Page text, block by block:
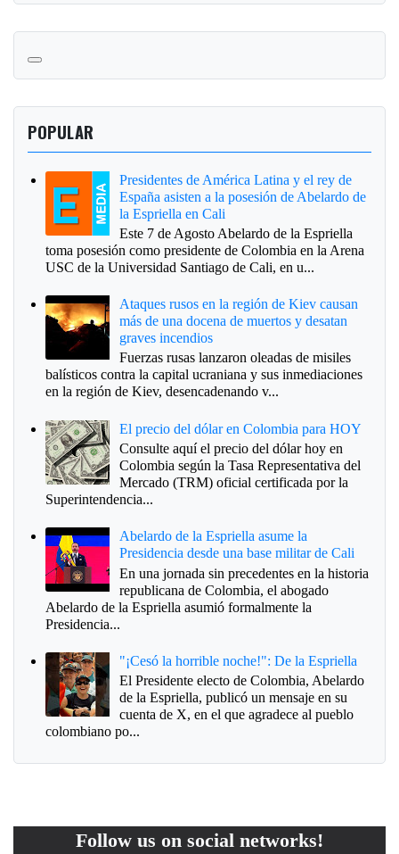
POPULAR
Presidentes de América Latina y el rey de
España asisten a la posesión de Abelardo de
la Espriella en Cali
Este 7 de Agosto Abelardo de la Espriella
toma posesión como presidente de Colombia en la Arena
USC de la Universidad Santiago de Cali, en u...
Ataques rusos en la región de Kiev causan
más de una docena de muertos y desatan
graves incendios
Fuerzas rusas lanzaron oleadas de misiles
balísticos contra la capital ucraniana y sus inmediaciones
en la región de Kiev, desencadenando v...
El precio del dólar en Colombia para HOY
Consulte aquí el precio del dólar hoy en
Colombia según la Tasa Representativa del
Mercado (TRM) oficial certificada por la
Superintendencia...
Abelardo de la Espriella asume la
Presidencia desde una base militar de Cali
En una jornada sin precedentes en la historia
republicana de Colombia, el abogado
Abelardo de la Espriella asumió formalmente la
Presidencia...
"¡Cesó la horrible noche!": De la Espriella
El Presidente electo de Colombia, Abelardo
de la Espriella, publicó un mensaje en su
cuenta de X, en el que agradece al pueblo
colombiano po...
Follow us on social networks!